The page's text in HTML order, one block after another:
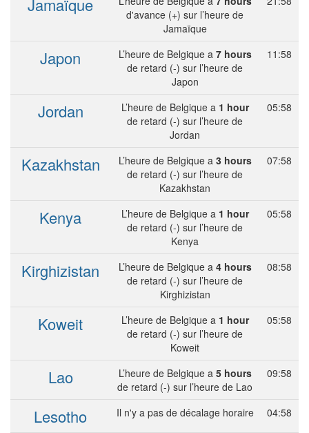
d'avance (+) sur l’heure de
Jamaïque
Japon L’heure de Belgique a 7 hours
de retard (-) sur l’heure de
Japon
11:58
Jordan L’heure de Belgique a 1 hour
de retard (-) sur l’heure de
Jordan
05:58
Kazakhstan L’heure de Belgique a 3 hours
de retard (-) sur l’heure de
Kazakhstan
07:58
Kenya L’heure de Belgique a 1 hour
de retard (-) sur l’heure de
Kenya
05:58
Kirghizistan L’heure de Belgique a 4 hours
de retard (-) sur l’heure de
Kirghizistan
08:58
Koweit L’heure de Belgique a 1 hour
de retard (-) sur l’heure de
Koweit
05:58
Lao L’heure de Belgique a 5 hours
de retard (-) sur l’heure de Lao
09:58
Lesotho Il n'y a pas de décalage horaire 04:58